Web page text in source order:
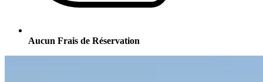
Aucun Frais de Réservation